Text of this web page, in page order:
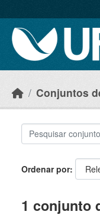
Conjuntos
Ordenar por
1 conjunto